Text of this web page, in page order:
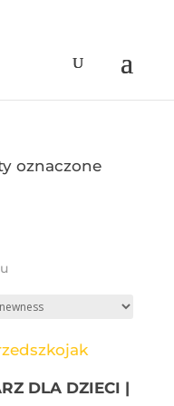
oznaczone
DLA DZIECI |